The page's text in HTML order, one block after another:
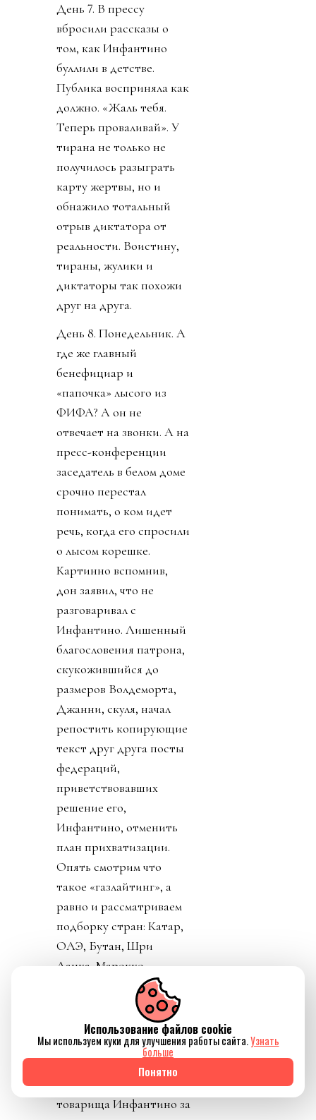
День 7. В прессу
вбросили рассказы о
том, как Инфантино
буллили в детстве.
Публика восприняла как
должно. «Жаль тебя.
Теперь проваливай». У
тирана не только не
получилось разыграть
карту жертвы, но и
обнажило тотальный
отрыв диктатора от
реальности. Воистину,
тираны, жулики и
диктаторы так похожи
друг на друга.
День 8. Понедельник. А
где же главный
бенефициар и
«папочка» лысого из
ФИФА? А он не
отвечает на звонки. А на
пресс-конференции
заседатель в белом доме
срочно перестал
понимать, о ком идет
речь, когда его спросили
о лысом корешке.
Картинно вспомнив,
дон заявил, что не
разговаривал с
Инфантино. Лишенный
благословения патрона,
скукожившийся до
размеров Волдеморта,
Джанни, скуля, начал
репостить копирующие
текст друг друга посты
федераций,
приветствовавших
решение его,
Инфантино, отменить
план прихватизации.
Опять смотрим что
такое «газлайтинг», а
равно и рассматриваем
подборку стран: Катар,
ОАЭ, Бутан, Шри
Ланка, Марокко.
Федерация футбола
Конго пришла тоже
уточнить, где за
поддержку Инфантино
им выдадут их взятку и
поблагодарить лично
товарища Инфантино за
Использование файлов cookie
Мы используем куки для улучшения работы сайта.Узнать
больше
Понятно